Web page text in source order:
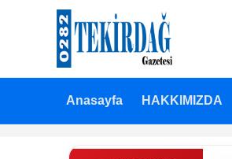
Anasayfa HAKKIMIZDA